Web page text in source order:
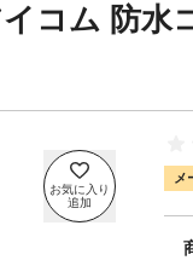
イコム 防
メ